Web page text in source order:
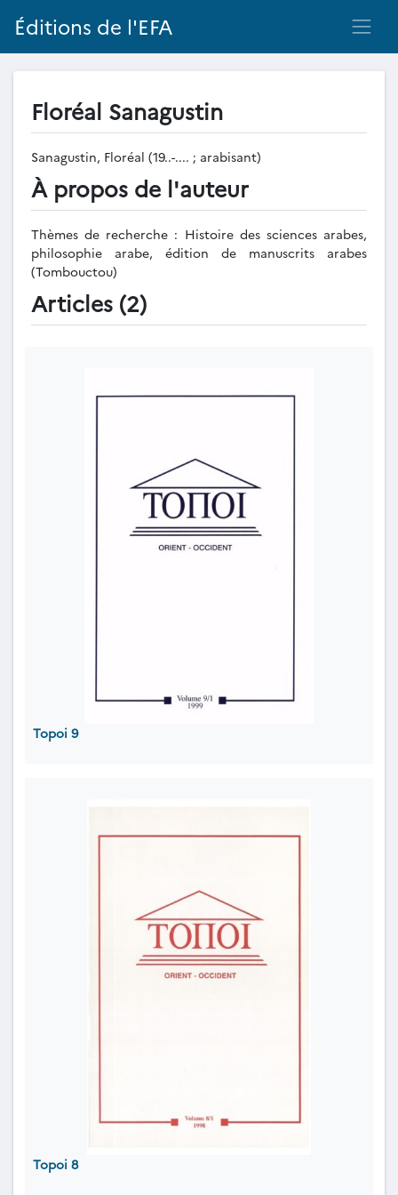
Éditions de l'EFA
Floréal Sanagustin
Sanagustin, Floréal (19..-.... ; arabisant)
À propos de l'auteur
Thèmes de recherche : Histoire des sciences arabes,
philosophie arabe, édition de manuscrits arabes
(Tombouctou)
Articles (2)
Topoi 9
Topoi 8